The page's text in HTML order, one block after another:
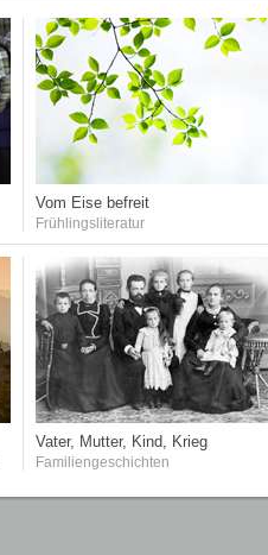
Vom Eise befreit
Frühlingsliteratur
Vater, Mutter, Kind, Krieg
Familiengeschichten